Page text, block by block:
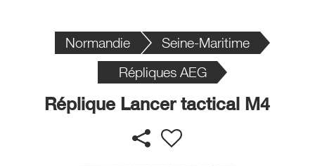
Normandie
Seine-Maritime
Répliques AEG
Réplique Lancer tactical M4